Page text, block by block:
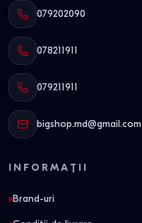
079202090
078211911
079211911
bigshop.md@gmail.com
INFORMAȚII
Brand-uri